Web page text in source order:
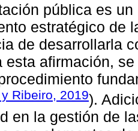
pública es
estratégico de
de desarrollarla
esta afirmación,
Ribeiro, 2019).
en la gestión de